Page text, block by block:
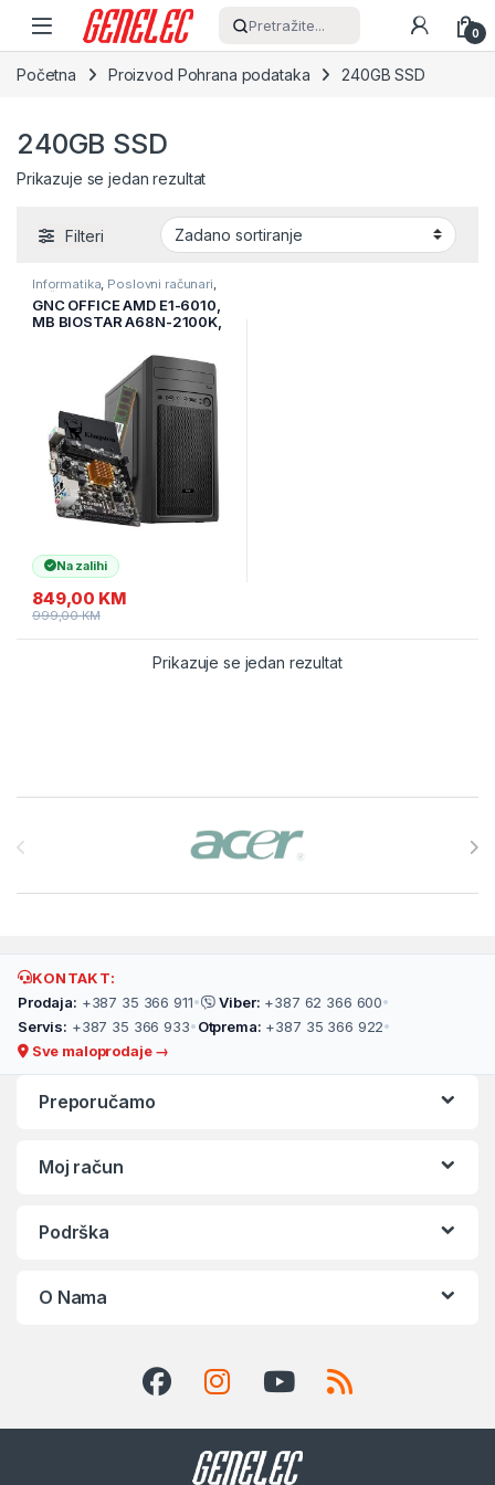
Skip to navigation
Skip to content
Pretražite... 0
Početna Proizvod Pohrana podataka 240GB SSD
240GB SSD
Prikazuje se jedan rezultat
Filteri
Informatika, Poslovni računari,
Računari
GNC OFFICE AMD E1-6010,
MB BIOSTAR A68N-2100K,
SSD 240 GB, Kućište sa
napajanjem 500w, 2Y, NO
Na zalihi
849,00 KM
999,00KM
Prikazuje se jedan rezultat
KONTAKT:
Prodaja: +387 35 366 911• Viber: +387 62 366 600•
Servis: +387 35 366 933• Otprema: +387 35 366 922•
Sve maloprodaje →
Preporučamo
Moj račun
Podrška
O Nama